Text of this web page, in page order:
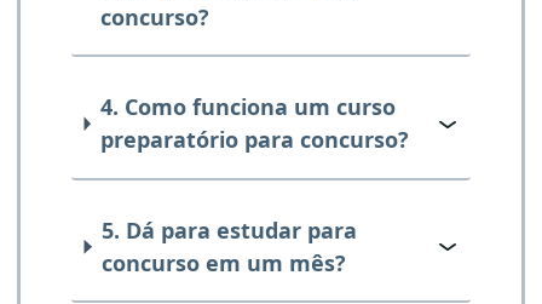
concurso?
4. Como funciona um curso
preparatório para concurso?
5. Dá para estudar para
concurso em um mês?